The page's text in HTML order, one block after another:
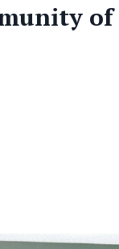
of